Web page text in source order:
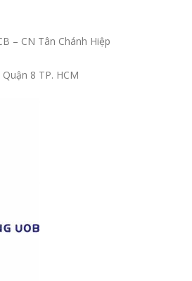
– CN Tân Chánh Hiệp
8 TP. HCM